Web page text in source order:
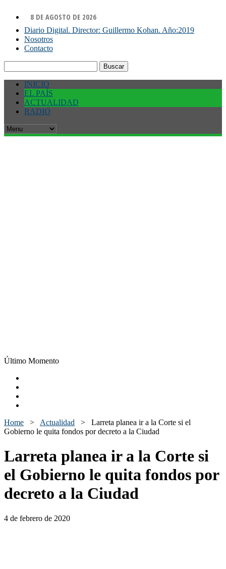
8 DE AGOSTO DE 2026
Diario Digital. Director: Guillermo Kohan. Año:2019
Nosotros
Contacto
INICIO
EL PAÍS
ACTUALIDAD
RADIO
Último Momento
Home > Actualidad > Larreta planea ir a la Corte si el
Gobierno le quita fondos por decreto a la Ciudad
Larreta planea ir a la Corte si
el Gobierno le quita fondos por
decreto a la Ciudad
4 de febrero de 2020